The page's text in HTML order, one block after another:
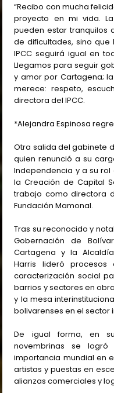
“Recibo con mucha
proyecto en mi vida.
pueden estar tranquilos
de dificultades, sino
IPCC seguirá igual en
Llegamos para seguir
y amor por Cartagena;
merece: respeto,
directora del IPCC.
*Alejandra Espinosa
Otra salida del gabinete
quien renunció a su
Independencia y a su
la Creación de Capital
trabajo como directora
Fundación Mamonal.
Tras su reconocido y
Gobernación de
Cartagena y la
Harris lideró
caracterización social
barrios y sectores en
y la mesa
bolivarenses en el sector
De igual forma, en
novembrinas se
importancia mundial en
artistas y puestas en
alianzas comerciales y